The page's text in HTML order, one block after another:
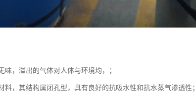
，溢出的气体对人体与环境均，；
，其结构属闭孔型，具有良好的抗吸水性和抗水蒸气渗透性；